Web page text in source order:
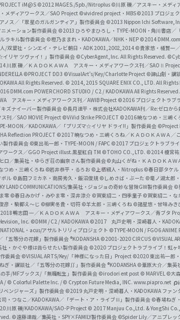
f
i
c
i
a
l
C
h
a
n
n
e
l
iM@S ©2012 MAGES./5pb./Nitroplus ©川原 礫／アスキー・メディ
メディアワークス／SAO Project ©vividred project・MBS ©2013 プロジェク
ノス／「翠星のガルガンティア」製作委員会 ©2013 Nippon Ichi Software,
メーション製作委員会 ©2013 ひろやまひろし・TYPE-MOON・角川書店
ラキル製作委員会 ©橙乃ままれ・KADOKAWA／NHK・NEP ©2014
/双葉社・シンエイ・テレビ朝日・ADK 2001,2002,2014 ©貴家悠・橘賢一
リヤ ツヴァイ！」製作委員会 ©CyberAgent, Inc. All Rights Reserved.
川原 礫／ＫＡＤＯＫＡＷＡ アスキー・メディアワークス刊／SAOⅡ
©PROJECT DD3 ©VisualArt's/Key/Charlotte Project ©諫山創・講
All Rights Reserved. © 2014, 2015 SQUARE ENIX CO., LTD. All Rights
DMM.com POWERCHORD STUDIO / C2 / KADOKAWA All Rights Reserved.
アスキー・メディアワークス刊／AWIB Project ©2016 プロジェクトラブ
ズナイーバー製作委員会 ©長月達平・株式会社KADOKAWA刊／Re:ゼロか
刊／SAO MOVIE Project ©ViVid Strike PROJECT ©2016 暁なつめ・三嶋く
MOON／KADOKAWA／「プリズマ☆イリヤ ドライ!!」製作委員会 ©Project
Reflection PROJECT ©2017 暁なつめ・三嶋くろね／ＫＡＤＯＫＡＷＡ／
製作委員会 ©東出祐一郎・TYPE-MOON / FAPC ©2017 プロジェクトラブラ
ークス／GGO Project illust.黒星紅白 TM ©TOHO CO., LTD. ©2014 榎宮祐
ロ／集英社・ゆらぎ荘の幽奈さん製作委員会©丸山くがね・ＫＡＤＯＫＡＷ
つめ・三嶋くろね ©岩井恭平・るろお ©上栖綴人・Nitroplus ©春日部タケル
ル ©島田フミカネ・南房秀久・飯沼俊規 ©しめさば・ぶーた ©竜ノ湖太郎
LAND COMMUNICATIONS/集英社・ジョジョの奇妙な冒険GW製作委員会 ©
零 ©春日みかげ・みやま零・深井涼介 ©賀東招二・四季童子 ©賀東招二・な
彦・駒都え～じ ©柳実冬貴・切符 ©羊太郎・三嶋くろね ©諸星悠・甘味みき
鴨志田 一／ＫＡＤＯＫＡＷＡ アスキー・メディアワークス／青ブタ
Inc. ©DMM / C2 / KADOKAWA ©2017 丸戸史明・深崎暮人・
・acus/アサルトリリィプロジェクト ©TYPE-MOON / FGO6 ANIME
五等分の花嫁」製作委員会 ®KODANSHA ©2001-2020 CIRCUS ©VISUAL
・かぐや様は告らせたい製作委員会 ©2020 プロジェクトラブライブ！虹ヶ
委員会 ©VISUAL ARTS/Key/「神様になった日」Project ©2020 東出祐一郎
ぎ・講談社／「五等分の花嫁∬」製作委員会 ®KODANSHA ©葦原大介／集英
手/MFブックス/「無職転生」製作委員会 ©irodori ent post © MARVEL ©大
/ © Colorful Palette Inc. / © Crypton Future Media, INC. www.piapro.net
ベンジャーズ」製作委員会 ©2019 丸戸史明・深崎暮人・KADOKAWA ファ
・つなこ／KADOKAWA／「デート・ア・ライブⅢ」製作委員会 ©春場ねぎ
川原 礫/KADOKAWA/SAO-P Project © 2017 Manjuu Co.,Ltd. & YongShi
©遠藤達哉／集英社・SPY×FAMILY製作委員会 ©Spider Lily／アニプレッ